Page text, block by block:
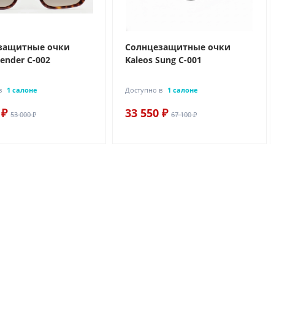
очки
C-002
1 салоне
53 000 ₽
Солнцезащитные очки
Kaleos Sung C-001
Доступно в 1 салоне
33 550 ₽ 67 100 ₽